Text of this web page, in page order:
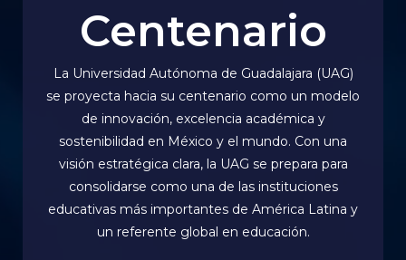
Centenario
La Universidad Autónoma de Guadalajara (UAG)
se proyecta hacia su centenario como un modelo
de innovación, excelencia académica y
sostenibilidad en México y el mundo. Con una
visión estratégica clara, la UAG se prepara para
consolidarse como una de las instituciones
educativas más importantes de América Latina y
un referente global en educación.